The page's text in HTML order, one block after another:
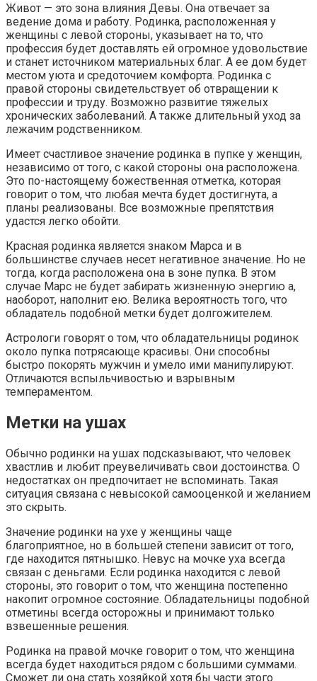
Живот — это зона влияния Девы. Она отвечает за
ведение дома и работу. Родинка, расположенная у
женщины с левой стороны, указывает на то, что
профессия будет доставлять ей огромное удовольствие
и станет источником материальных благ. А ее дом будет
местом уюта и средоточием комфорта. Родинка с
правой стороны свидетельствует об отвращении к
профессии и труду. Возможно развитие тяжелых
хронических заболеваний. А также длительный уход за
лежачим родственником.
Имеет счастливое значение родинка в пупке у женщин,
независимо от того, с какой стороны она расположена.
Это по-настоящему божественная отметка, которая
говорит о том, что любая мечта будет достигнута, а
планы реализованы. Все возможные препятствия
удастся легко обойти.
Красная родинка является знаком Марса и в
большинстве случаев несет негативное значение. Но не
тогда, когда расположена она в зоне пупка. В этом
случае Марс не будет забирать жизненную энергию а,
наоборот, наполнит ею. Велика вероятность того, что
обладатель подобной метки будет долгожителем.
Астрологи говорят о том, что обладательницы родинок
около пупка потрясающе красивы. Они способны
быстро покорять мужчин и умело ими манипулируют.
Отличаются вспыльчивостью и взрывным
темпераментом.
Метки на ушах
Обычно родинки на ушах подсказывают, что человек
хвастлив и любит преувеличивать свои достоинства. О
недостатках он предпочитает не вспоминать. Такая
ситуация связана с невысокой самооценкой и желанием
это скрыть.
Значение родинки на ухе у женщины чаще
благоприятное, но в большей степени зависит от того,
где находится пятнышко. Невус на мочке уха всегда
связан с деньгами. Если родинка находится с левой
стороны, это говорит о том, что женщина постепенно
накопит огромное состояние. Обладательницы подобной
отметины всегда осторожны и принимают только
взвешенные решения.
Родинка на правой мочке говорит о том, что женщина
всегда будет находиться рядом с большими суммами.
Сможет ли она стать хозяйкой хотя бы части этого